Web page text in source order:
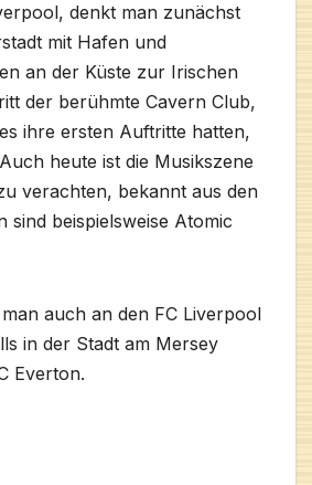
denkt man zunächst
mit Hafen und
an der Küste zur Irischen
der berühmte Cavern Club,
ihre ersten Auftritte hatten,
heute ist die Musikszene
verachten, bekannt aus den
sind beispielsweise Atomic
auch an den FC Liverpool
in der Stadt am Mersey
Everton.